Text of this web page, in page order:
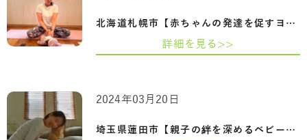
北海道札幌市【赤ちゃんの発達を促すヨガ…
詳細を見る>>
埼玉県蓮田市【親子の絆を深めるベビーヨ…
2024年03月20日